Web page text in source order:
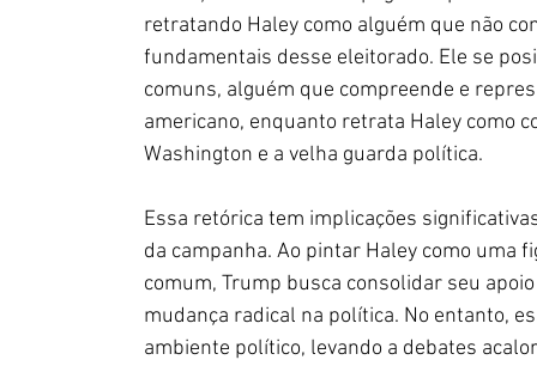
retratando Haley como alguém que não
fundamentais desse eleitorado. Ele se
comuns, alguém que compreende e
americano, enquanto retrata Haley como
Washington e a velha guarda política.
Essa retórica tem implicações
da campanha. Ao pintar Haley como uma
comum, Trump busca consolidar seu
mudança radical na política. No entanto,
ambiente político, levando a debates